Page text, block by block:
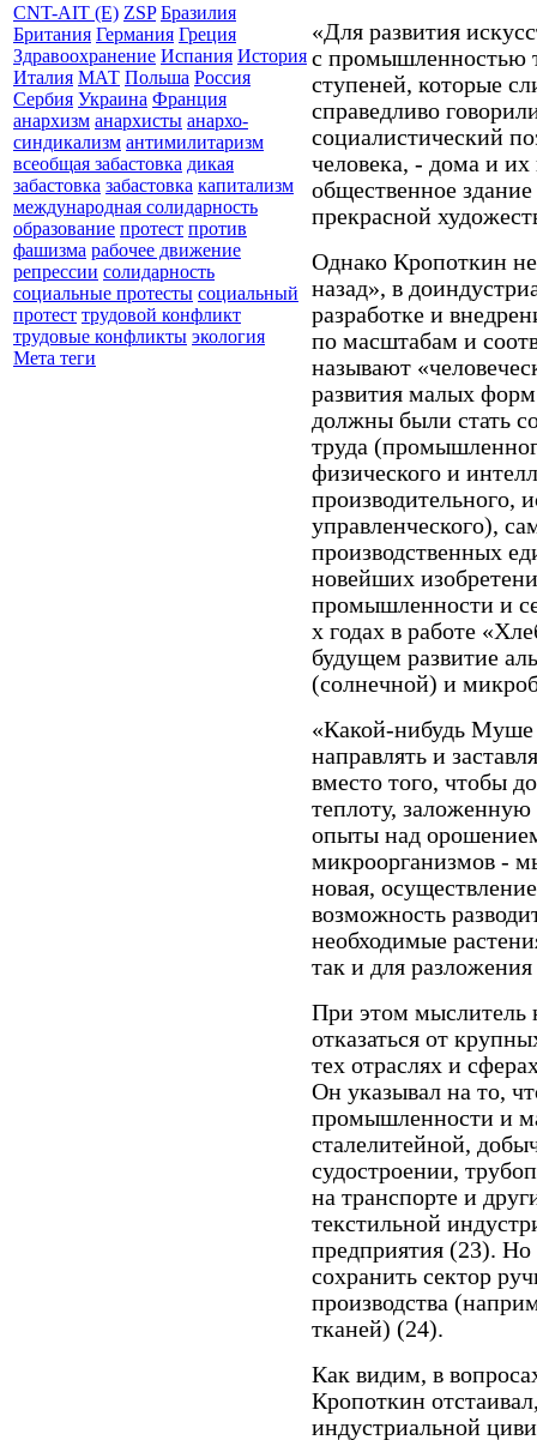
CNT-AIT (E) ZSP Бразилия
Британия Германия Греция
Здравоохранение Испания История
Италия МАТ Польша Россия
Сербия Украина Франция
анархизм анархисты анархо-
синдикализм антимилитаризм
всеобщая забастовка дикая
забастовка забастовка капитализм
международная солидарность
образование протест против
фашизма рабочее движение
репрессии солидарность
социальные протесты социальный
протест трудовой конфликт
трудовые конфликты экология
Мета теги
«Для развития
с промышленностью
ступеней, которые
справедливо
социалистический
человека, - дома и их
общественное
прекрасной
Однако Кропоткин не
назад», в
разработке и
по масштабам и
называют
развития малых
должны были стать
труда
физического и
производительного,
управленческого),
производственных
новейших
промышленности и
х годах в работе
будущем развитие
(солнечной) и
«Какой-нибудь Муше
направлять и
вместо того, чтобы
теплоту, заложенную
опыты над
микроорганизмов -
новая,
возможность
необходимые
так и для
При этом мыслитель
отказаться от
тех отраслях и
Он указывал на то,
промышленности и
сталелитейной,
судостроении,
на транспорте и
текстильной
предприятия (23). Но
сохранить сектор
производства
тканей) (24).
Как видим, в
Кропоткин
индустриальной